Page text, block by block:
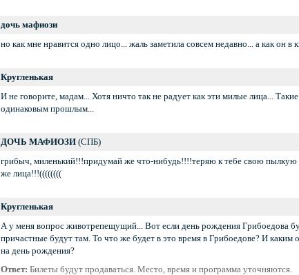
дочь мафиози
но как мне нравится одно лицо... жаль заметила совсем недавно... а как он в
Кругленькая
И не говорите, мадам... Хотя ничто так не радует как эти милые лица...
одинаковым прошлым...
ДОЧЬ МАФИОЗИ (СПБ)
грибыч, миленький!!!придумай же что-нибудь!!!!теряю к тебе свою
же лица!!!((((((((
Кругленькая
А у меня вопрос животрепещущий... Вот если день рождения Грибоедова
причастные будут там. То что же будет в это время в Грибоедове? И каким
на день рождения?
Ответ: Билеты будут продаваться. Место, время и программа уточняются.